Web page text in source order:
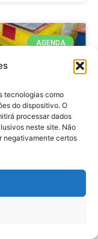
tecnologias como
do dispositivo. O
processar dados
neste site. Não
negativamente certos
AGENDA